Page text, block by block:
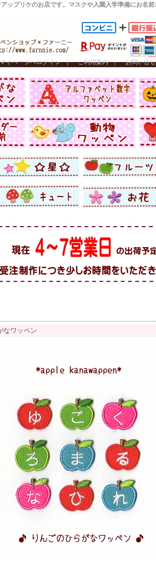
プリケのお店です。マスクや入園入学準備にお名
イページへログイン｜ ご利用案内｜ お問い合せ
なワッペン